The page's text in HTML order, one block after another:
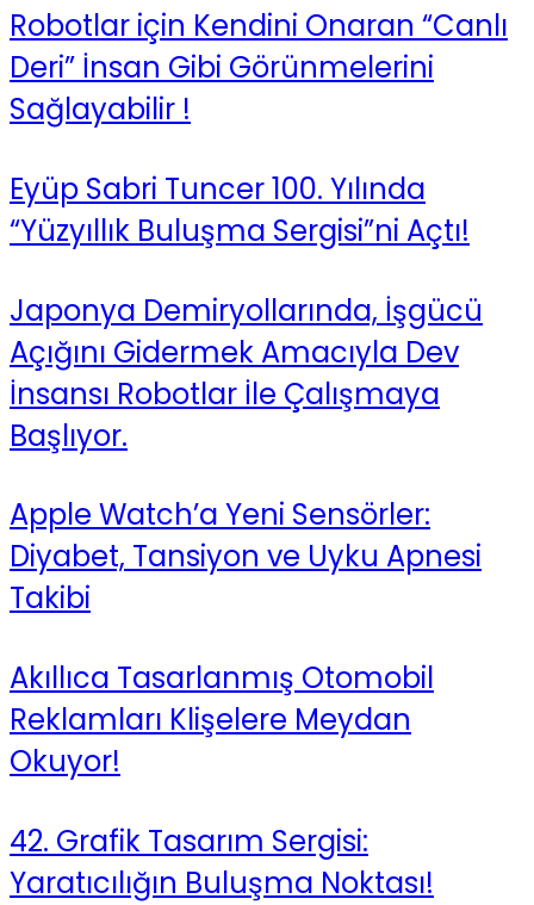
Robotlar için Kendini Onaran “Canlı
Deri” İnsan Gibi Görünmelerini
Sağlayabilir !
Eyüp Sabri Tuncer 100. Yılında
“Yüzyıllık Buluşma Sergisi”ni Açtı!
Japonya Demiryollarında, İşgücü
Açığını Gidermek Amacıyla Dev
İnsansı Robotlar İle Çalışmaya
Başlıyor.
Apple Watch’a Yeni Sensörler:
Diyabet, Tansiyon ve Uyku Apnesi
Takibi
Akıllıca Tasarlanmış Otomobil
Reklamları Klişelere Meydan
Okuyor!
42. Grafik Tasarım Sergisi:
Yaratıcılığın Buluşma Noktası!